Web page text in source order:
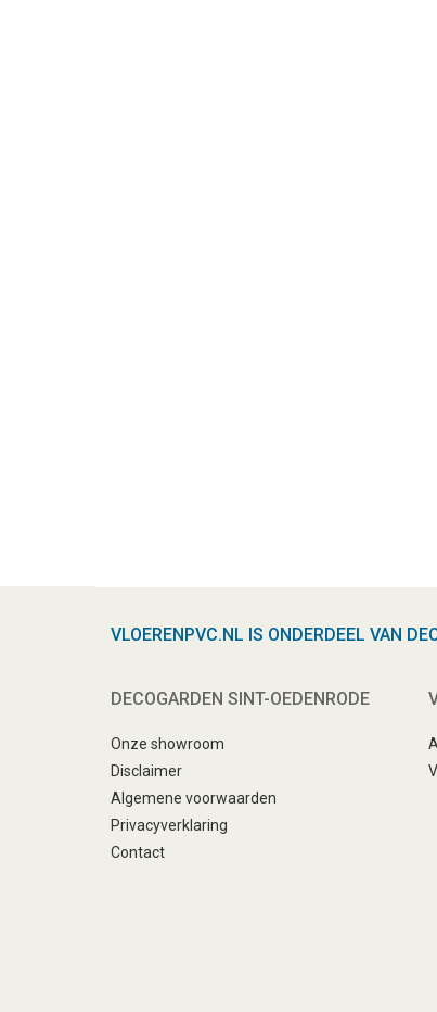
VLOERENPVC.NL IS ONDERDEEL VAN
DECOGARDEN SINT-OEDENRODE
Onze showroom
Disclaimer
Algemene voorwaarden
Privacyverklaring
Contact